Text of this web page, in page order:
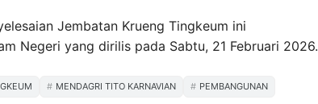
Jembatan Krueng Tingkeum ini
Negeri yang dirilis pada Sabtu, 21 Februari 2026.
MENDAGRI TITO KARNAVIAN PEMBANGUNAN